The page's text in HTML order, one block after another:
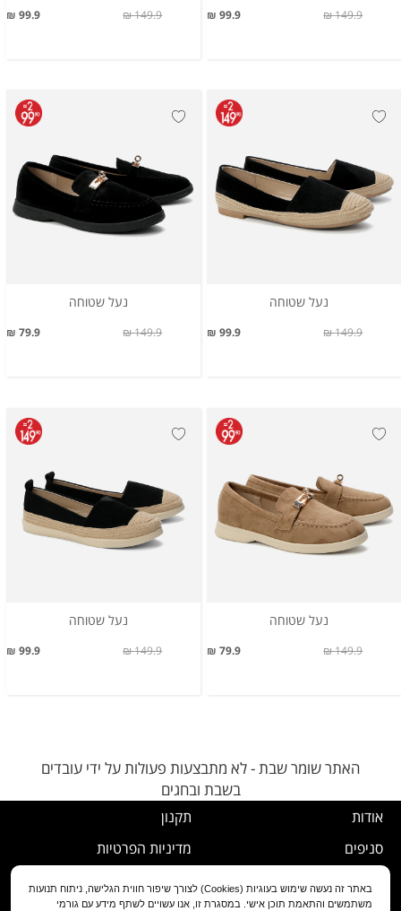
99.9 ₪ 149.9 ₪
99.9 ₪ 149.9 ₪
נעל שטוחה
99.9 ₪ 149.9 ₪
נעל שטוחה
79.9 ₪ 149.9 ₪
נעל שטוחה
79.9 ₪ 149.9 ₪
נעל שטוחה
99.9 ₪ 149.9 ₪
האתר שומר שבת - לא מתבצעות פעולות על ידי עובדים
בשבת ובחגים
אודות
סניפים
תקנון
מדיניות הפרטיות
נוהל ביטול עסקה
באתר זה נעשה שימוש בעוגיות (Cookies) לצורך שיפור חווית הגלישה, ניתוח תנועות
משתמשים והתאמת תוכן אישי. במסגרת זו, אנו עשויים לשתף מידע עם גורמי